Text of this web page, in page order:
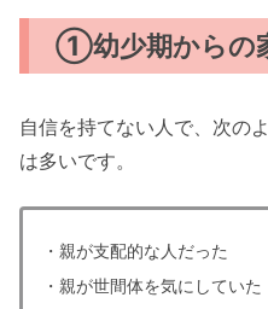
①幼少期からの
自信を持てない人で、次の
は多いです。
・親が支配的な人だった
・親が世間体を気にしていた